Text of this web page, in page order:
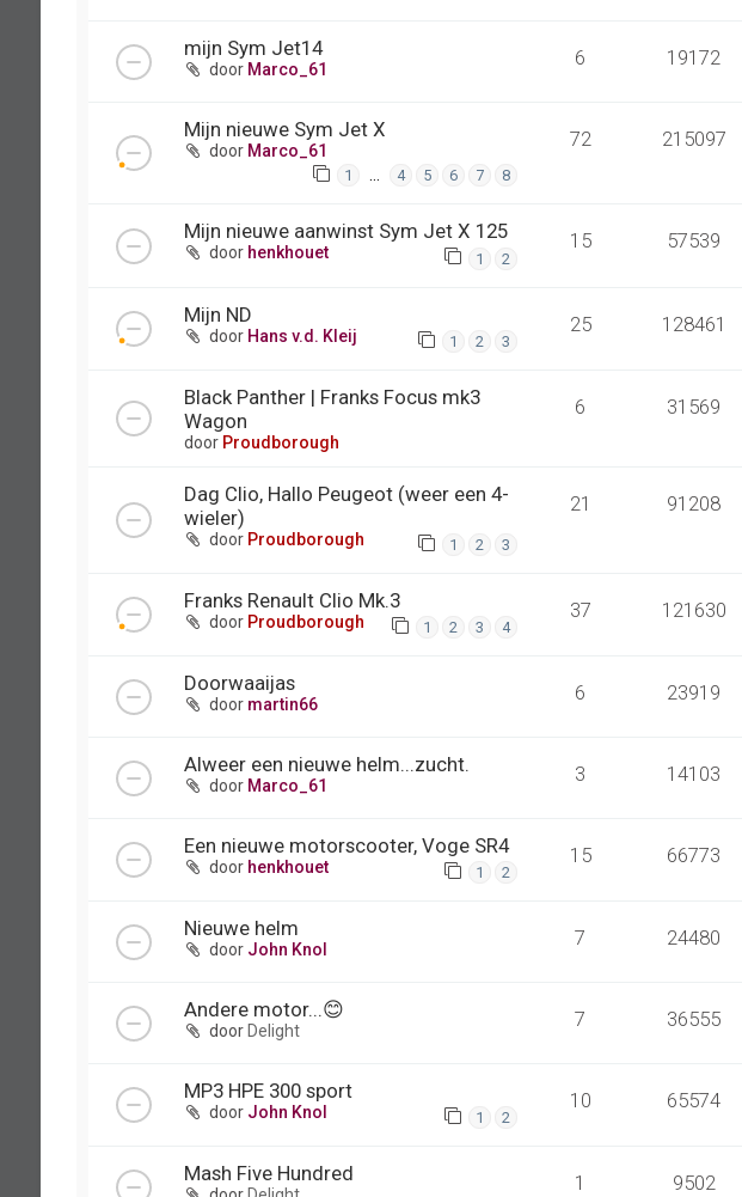
mijn Sym Jet14
door Marco_61 6 19172
Mijn nieuwe Sym Jet X
door Marco_61
1 … 4 5 6 7 8
72 215097
Mijn nieuwe aanwinst Sym Jet X 125
door henkhouet 1 2
15 57539
Mijn ND
door Hans v.d. Kleij 1 2 3
25 128461
Black Panther | Franks Focus mk3
Wagon
door Proudborough
6 31569
Dag Clio, Hallo Peugeot (weer een 4-
wieler)
door Proudborough 1 2 3
21 91208
Franks Renault Clio Mk.3
door Proudborough 1 2 3 4
37 121630
Doorwaaijas
door martin66 6 23919
Alweer een nieuwe helm...zucht.
door Marco_61 3 14103
Een nieuwe motorscooter, Voge SR4
door henkhouet 1 2
15 66773
Nieuwe helm
door John Knol 7 24480
Andere motor...😊
door Delight 7 36555
MP3 HPE 300 sport
door John Knol 1 2
10 65574
Mash Five Hundred 1 9502